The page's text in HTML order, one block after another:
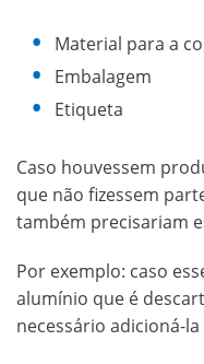
Material para a
Embalagem
Etiqueta
Caso houvessem
que não fizessem
também precisariam
Por exemplo: caso
alumínio que é
necessário adicioná-la